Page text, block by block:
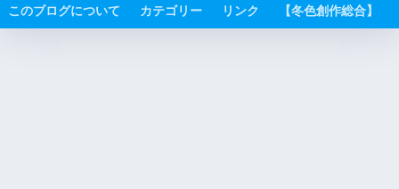
このブログについて カテゴリー リンク 【冬色創作総合】